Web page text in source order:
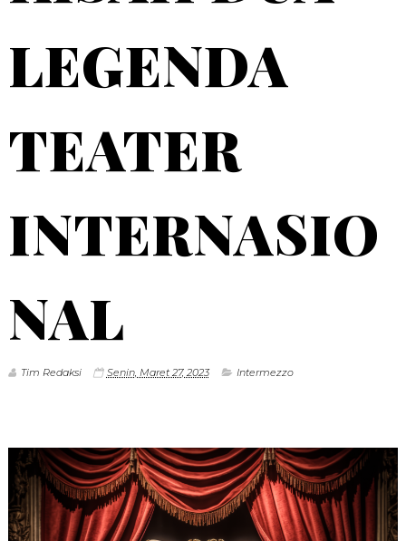
LEGENDA
TEATER
INTERNASIO
NAL
Tim Redaksi Senin, Maret 27, 2023 Intermezzo